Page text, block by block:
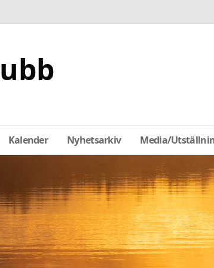
Kalender Nyhetsarkiv Media/